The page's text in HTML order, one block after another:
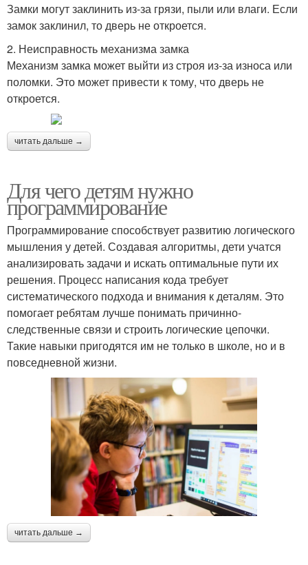
Замки могут заклинить из-за грязи, пыли или влаги. Если
замок заклинил, то дверь не откроется.
2. Неисправность механизма замка
Механизм замка может выйти из строя из-за износа или
поломки. Это может привести к тому, что дверь не
откроется.
читать дальше →
Для чего детям нужно
программирование
Программирование способствует развитию логического
мышления у детей. Создавая алгоритмы, дети учатся
анализировать задачи и искать оптимальные пути их
решения. Процесс написания кода требует
систематического подхода и внимания к деталям. Это
помогает ребятам лучше понимать причинно-
следственные связи и строить логические цепочки.
Такие навыки пригодятся им не только в школе, но и в
повседневной жизни.
читать дальше →